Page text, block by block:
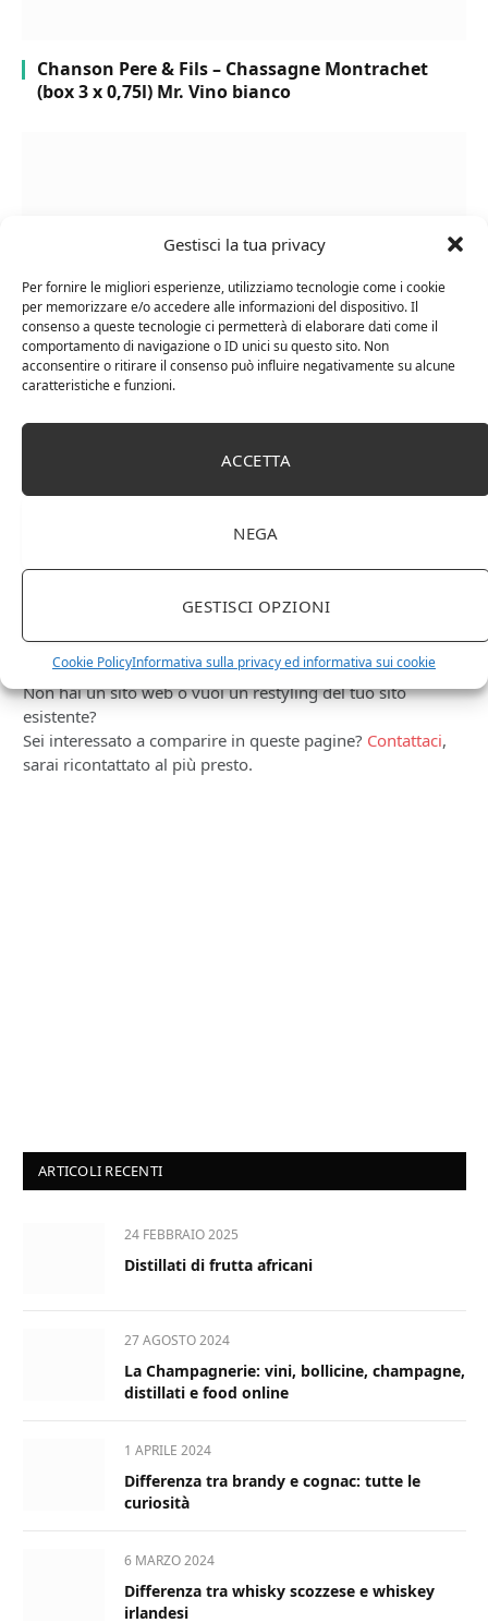
Gestisci la tua privacy
Per fornire le migliori esperienze, utilizziamo tecnologie come i cookie
per memorizzare e/o accedere alle informazioni del dispositivo. Il
consenso a queste tecnologie ci permetterà di elaborare dati come il
comportamento di navigazione o ID unici su questo sito. Non
acconsentire o ritirare il consenso può influire negativamente su alcune
caratteristiche e funzioni.
ACCETTA
NEGA
GESTISCI OPZIONI
Cookie PolicyInformativa sulla privacy ed informativa sui cookie
Chanson Pere & Fils – Chassagne Montrachet
(box 3 x 0,75l) Mr. Vino bianco
Le Casematte – Faro (box 6 x 0,75l) Mr. Vino Rosso
Ti occupi della produzione e vendita di vini, spumanti,
Hai un negozio specializzato nella vendita di questi
prodotti o prodotti per enologia, distillazione, birra?
Non hai un sito web o vuoi un restyling del tuo sito
esistente?
Sei interessato a comparire in queste pagine? Contattaci,
sarai ricontattato al più presto.
ARTICOLI RECENTI
24 FEBBRAIO 2025
Distillati di frutta africani
27 AGOSTO 2024
La Champagnerie: vini, bollicine, champagne,
distillati e food online
1 APRILE 2024
Differenza tra brandy e cognac: tutte le
curiosità
6 MARZO 2024
Differenza tra whisky scozzese e whiskey
irlandesi